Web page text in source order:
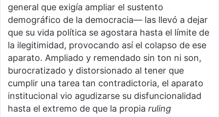
general que exigía ampliar el sustento
demográfico de la democracia— las llevó a dejar
que su vida política se agostara hasta el límite de
la ilegitimidad, provocando así el colapso de ese
aparato. Ampliado y remendado sin ton ni son,
burocratizado y distorsionado al tener que
cumplir una tarea tan contradictoria, el aparato
institucional vio agudizarse su disfuncionalidad
hasta el extremo de que la propia ruling